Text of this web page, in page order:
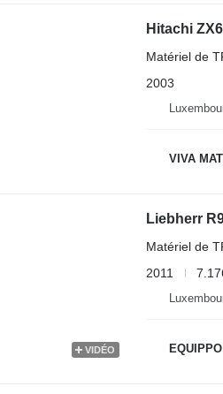
Hitachi
Matériel de
2003
VIVA MAT
VIDÉO
Liebherr
Matériel de
2011